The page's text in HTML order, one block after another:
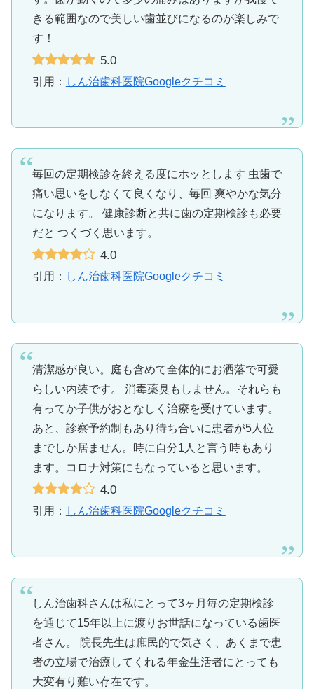
きる範囲なので美しい歯並びになるのが楽しみで
す！
5.0
引用： しん治歯科医院Googleクチコミ
毎回の定期検診を終える度にホッとします 虫歯で
痛い思いをしなくて良くなり、毎回 爽やかな気分
になります。 健康診断と共に歯の定期検診も必要
だと つくづく思います。
4.0
引用： しん治歯科医院Googleクチコミ
清潔感が良い。庭も含めて全体的にお洒落で可愛
らしい内装です。 消毒薬臭もしません。それらも
有ってか子供がおとなしく治療を受けています。
あと、診察予約制もあり待ち合いに患者が5人位
までしか居ません。時に自分1人と言う時もあり
ます。コロナ対策にもなっていると思います。
4.0
引用： しん治歯科医院Googleクチコミ
しん治歯科さんは私にとって3ヶ月毎の定期検診
を通じて15年以上に渡りお世話になっている歯医
者さん。 院長先生は庶民的で気さく、あくまで患
者の立場で治療してくれる年金生活者にとっても
大変有り難い存在です。